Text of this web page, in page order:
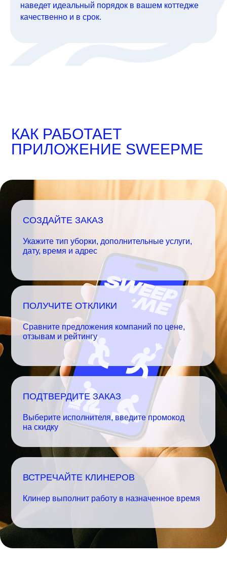
наведет идеальный порядок в вашем коттедже
качественно и в срок.
КАК РАБОТАЕТ
ПРИЛОЖЕНИЕ SWEEPME
СОЗДАЙТЕ ЗАКАЗ
Укажите тип уборки, дополнительные услуги,
дату, время и адрес
ПОЛУЧИТЕ ОТКЛИКИ
Сравните предложения компаний по цене,
отзывам и рейтингу
ПОДТВЕРДИТЕ ЗАКАЗ
Выберите исполнителя, введите промокод
на скидку
ВСТРЕЧАЙТЕ КЛИНЕРОВ
Клинер выполнит работу в назначенное время